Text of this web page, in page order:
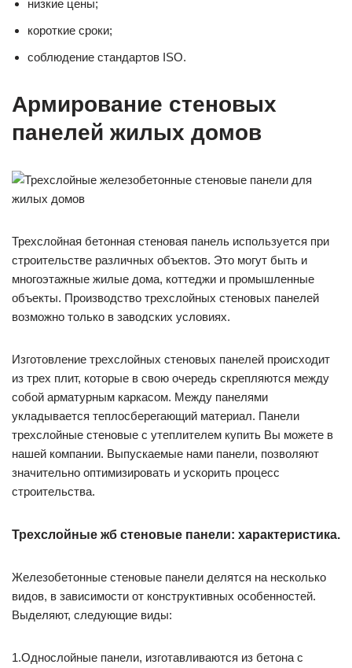
низкие цены;
короткие сроки;
соблюдение стандартов ISO.
Армирование стеновых
панелей жилых домов
Трехслойная бетонная стеновая панель используется при
строительстве различных объектов. Это могут быть и
многоэтажные жилые дома, коттеджи и промышленные
объекты. Производство трехслойных стеновых панелей
возможно только в заводских условиях.
Изготовление трехслойных стеновых панелей происходит
из трех плит, которые в свою очередь скрепляются между
собой арматурным каркасом. Между панелями
укладывается теплосберегающий материал. Панели
трехслойные стеновые с утеплителем купить Вы можете в
нашей компании. Выпускаемые нами панели, позволяют
значительно оптимизировать и ускорить процесс
строительства.
Трехслойные жб стеновые панели: характеристика.
Железобетонные стеновые панели делятся на несколько
видов, в зависимости от конструктивных особенностей.
Выделяют, следующие виды:
1.Однослойные панели, изготавливаются из бетона с